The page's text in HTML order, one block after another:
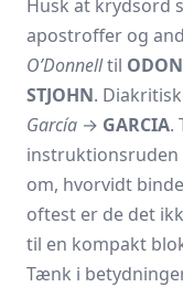
Husk at krydsord
apostroffer og
O’Donnelltil
STJOHN.
García → GARCIA.
instruktionsruden
om, hvorvidt
oftest er de det
til en kompakt
Tænk i